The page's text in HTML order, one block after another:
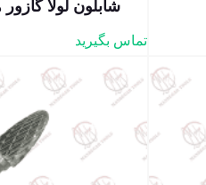
شابلون لولا
تماس بگیرید